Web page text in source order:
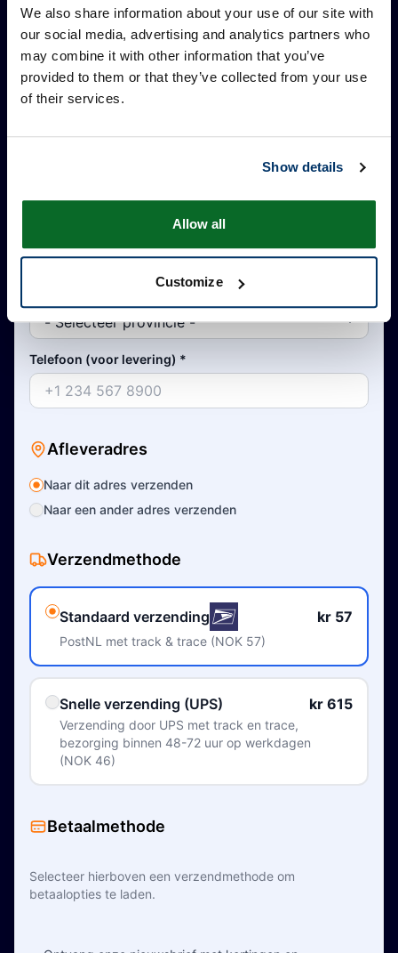
We also share information about your use of our site with
our social media, advertising and analytics partners who
may combine it with other information that you’ve
provided to them or that they’ve collected from your use
of their services.
Show details
Allow all
Customize
Adresregel 2 (Optioneel)
Postcode*
Telefoon (voor levering) *
Afleveradres
Naar dit adres verzenden
Naar een ander adres verzenden
Verzendmethode
Standaard verzending kr 57
PostNL met track & trace (NOK 57)
Snelle verzending (UPS) kr 615
Verzending door UPS met track en trace,
bezorging binnen 48-72 uur op werkdagen
(NOK 46)
Betaalmethode
Selecteer hierboven een verzendmethode om
betaalopties te laden.